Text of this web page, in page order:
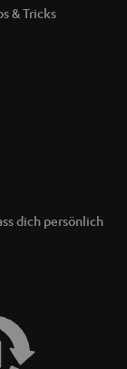
& Tricks
dich persönlich